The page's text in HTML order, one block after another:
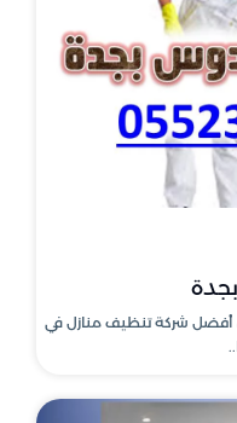
أفضل شركة تنظيف منازل في